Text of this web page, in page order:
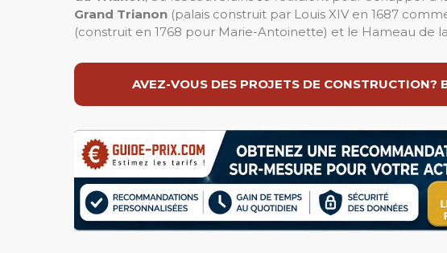
Grand Trianon (palais construit par Louis XIV en 1687
(construit en 1768 pour Marie-Antoinette) et le Hameau de
AVEZ-VOUS DES PROJETS DE CONSTRUCTION?